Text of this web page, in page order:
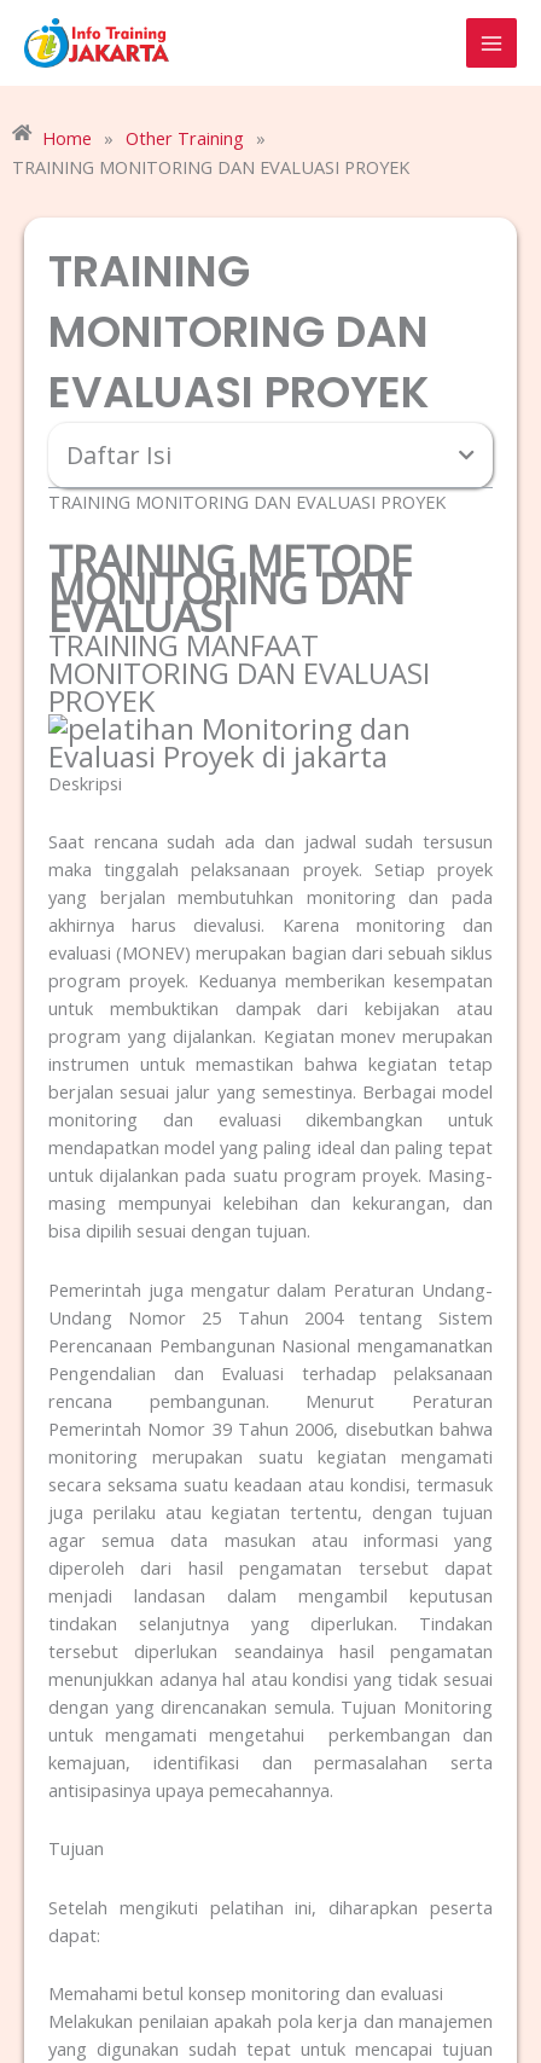
content
Home » Other Training »
TRAINING MONITORING DAN EVALUASI PROYEK
TRAINING
MONITORING DAN
EVALUASI PROYEK
Daftar Isi
TRAINING MONITORING DAN EVALUASI PROYEK
TRAINING METODE
MONITORING DAN
EVALUASI
TRAINING MANFAAT
MONITORING DAN EVALUASI
PROYEK
Deskripsi
Saat rencana sudah ada dan jadwal sudah tersusun
maka tinggalah pelaksanaan proyek. Setiap proyek
yang berjalan membutuhkan monitoring dan pada
akhirnya harus dievalusi. Karena monitoring dan
evaluasi (MONEV) merupakan bagian dari sebuah siklus
program proyek. Keduanya memberikan kesempatan
untuk membuktikan dampak dari kebijakan atau
program yang dijalankan. Kegiatan monev merupakan
instrumen untuk memastikan bahwa kegiatan tetap
berjalan sesuai jalur yang semestinya. Berbagai model
monitoring dan evaluasi dikembangkan untuk
mendapatkan model yang paling ideal dan paling tepat
untuk dijalankan pada suatu program proyek. Masing-
masing mempunyai kelebihan dan kekurangan, dan
bisa dipilih sesuai dengan tujuan.
Pemerintah juga mengatur dalam Peraturan Undang-
Undang Nomor 25 Tahun 2004 tentang Sistem
Perencanaan Pembangunan Nasional mengamanatkan
Pengendalian dan Evaluasi terhadap pelaksanaan
rencana pembangunan. Menurut Peraturan
Pemerintah Nomor 39 Tahun 2006, disebutkan bahwa
monitoring merupakan suatu kegiatan mengamati
secara seksama suatu keadaan atau kondisi, termasuk
juga perilaku atau kegiatan tertentu, dengan tujuan
agar semua data masukan atau informasi yang
diperoleh dari hasil pengamatan tersebut dapat
menjadi landasan dalam mengambil keputusan
tindakan selanjutnya yang diperlukan. Tindakan
tersebut diperlukan seandainya hasil pengamatan
menunjukkan adanya hal atau kondisi yang tidak sesuai
dengan yang direncanakan semula. Tujuan Monitoring
untuk mengamati mengetahui perkembangan dan
kemajuan, identifikasi dan permasalahan serta
antisipasinya upaya pemecahannya.
Tujuan
Setelah mengikuti pelatihan ini, diharapkan peserta
dapat:
Memahami betul konsep monitoring dan evaluasi
Melakukan penilaian apakah pola kerja dan manajemen
yang digunakan sudah tepat untuk mencapai tujuan